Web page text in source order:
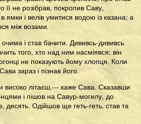
її не розібрав, покропив Саву,
ямки і велів умитися водою із казана; а
між возами.
і став бачити. Дививсь-дививсь
того, хто над ним насміявся; він
не показують йому хлопця. Коли
зараз і пізнав його.
літаєш,— каже Сава. Сказавши
і пішов на Савур-могилу, до
десять. Одійшов ще геть-геть, став та